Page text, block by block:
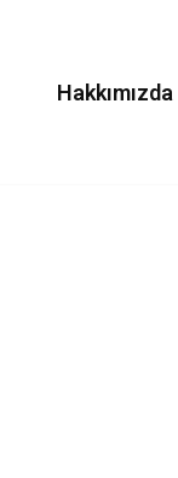
Hakkımızda